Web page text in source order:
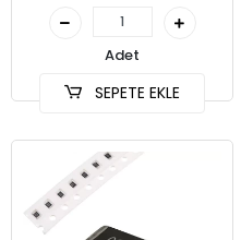
Adet
SEPETE EKLE